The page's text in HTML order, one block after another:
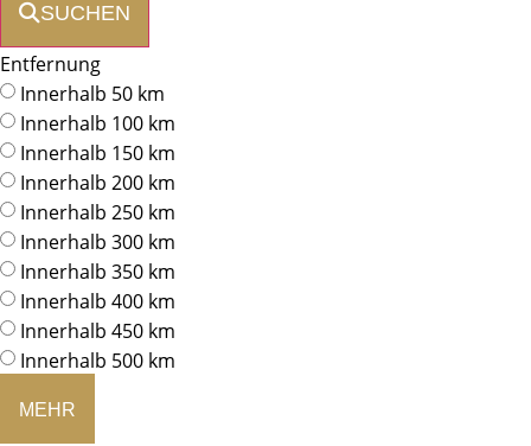
SUCHEN
Entfernung
Innerhalb 50 km
Innerhalb 100 km
Innerhalb 150 km
Innerhalb 200 km
Innerhalb 250 km
Innerhalb 300 km
Innerhalb 350 km
Innerhalb 400 km
Innerhalb 450 km
Innerhalb 500 km
MEHR